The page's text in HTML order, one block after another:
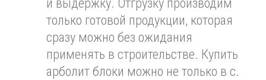
и выдержку. Отгрузку производим
только готовой продукции, которая
сразу можно без ожидания
применять в строительстве. Купить
арболит блоки можно не только в с.